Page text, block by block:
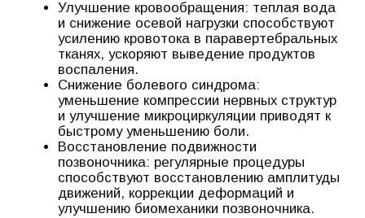
Улучшение кровообращения: теплая вода
и снижение осевой нагрузки способствуют
усилению кровотока в паравертебральных
тканях, ускоряют выведение продуктов
воспаления.
Снижение болевого синдрома:
уменьшение компрессии нервных структур
и улучшение микроциркуляции приводят к
быстрому уменьшению боли.
Восстановление подвижности
позвоночника: регулярные процедуры
способствуют восстановлению амплитуды
движений, коррекции деформаций и
улучшению биомеханики позвоночника.